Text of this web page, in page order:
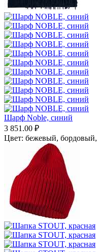
Шарф Noble, синий
3 851.00 ₽
Цвет: бежевый, бордовый,